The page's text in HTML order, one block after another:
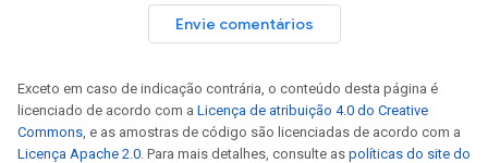
Envie comentários
Exceto em caso de indicação contrária, o conteúdo desta página é
licenciado de acordo com a Licença de atribuição 4.0 do Creative
Commons, e as amostras de código são licenciadas de acordo com a
Licença Apache 2.0. Para mais detalhes, consulte as políticas do site do